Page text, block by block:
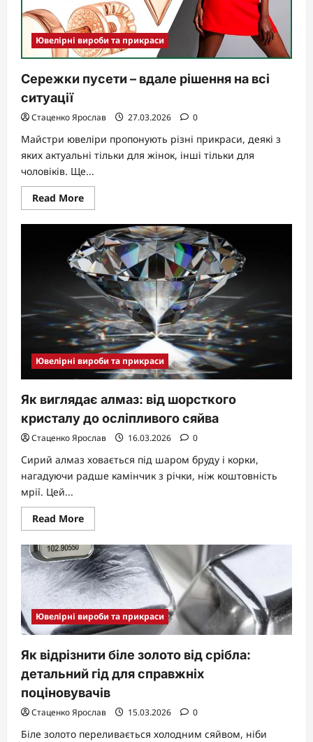
Ювелірні вироби та прикраси
Сережки пусети – вдале рішення на всі
ситуації
Стаценко Ярослав 27.03.2026 0
Майстри ювеліри пропонують різні прикраси, деякі з
яких актуальні тільки для жінок, інші тільки для
чоловіків. Ще...
Read MoreRead
more
Сережки
пусети
–
вдале
рішення
на
всі
ситуації
Ювелірні вироби та прикраси
Як виглядає алмаз: від шорсткого
кристалу до осліпливого сяйва
Стаценко Ярослав 16.03.2026 0
Сирий алмаз ховається під шаром бруду і корки,
нагадуючи радше камінчик з річки, ніж коштовність
мрії. Цей...
Read MoreRead
more
Як
виглядає
алмаз:
від
шорсткого
кристалу
до
осліпливого
сяйва
Ювелірні вироби та прикраси
Як відрізнити біле золото від срібла:
детальний гід для справжніх
поціновувачів
Стаценко Ярослав 15.03.2026 0
Біле золото переливається холодним сяйвом, ніби